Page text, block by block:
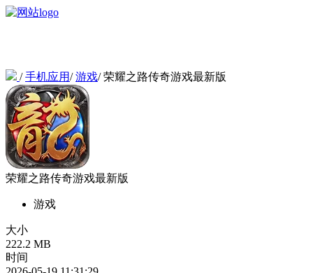
/手机应用/游戏/荣耀之路传奇游戏最新版
荣耀之路传奇游戏最新版
游戏
大小
222.2 MB
时间